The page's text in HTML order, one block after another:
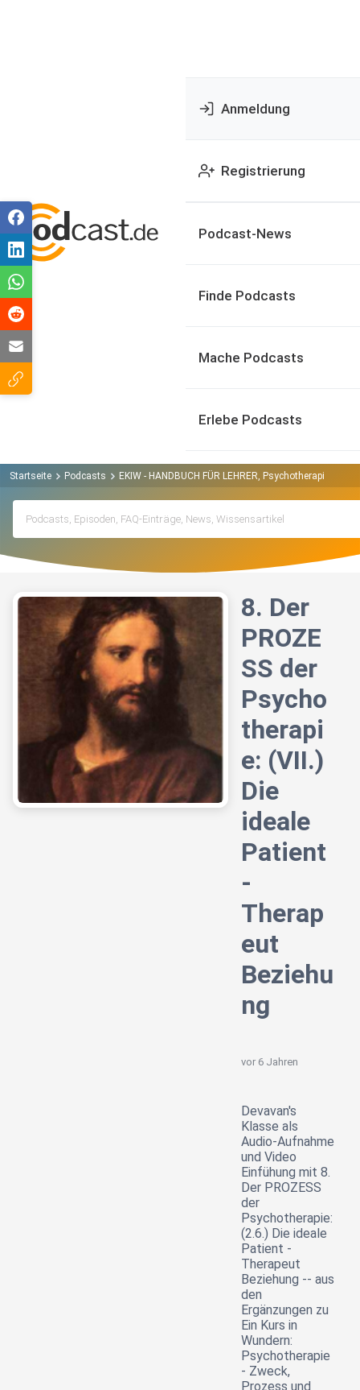
Anmeldung
Registrierung
Podcast-News
Finde Podcasts
Mache Podcasts
Erlebe Podcasts
Startseite Podcasts EKIW - HANDBUCH FÜR LEHRER, Psychotherapie, Lied
8. Der
PROZE
SS der
Psycho
therapi
e: (VII.)
Die
ideale
Patient
-
Therap
eut
Beziehu
ng
vor 6 Jahren
Devavan's
Klasse als
Audio-Aufnahme
und Video
Einfühung mit 8.
Der PROZESS
der
Psychotherapie:
(2.6.) Die ideale
Patient -
Therapeut
Beziehung -- aus
den
Ergänzungen zu
Ein Kurs in
Wundern:
Psychotherapie
- Zweck,
Prozess und